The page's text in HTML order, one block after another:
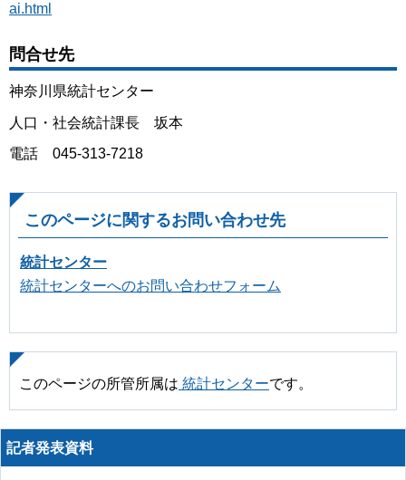
ai.html
問合せ先
神奈川県統計センター
人口・社会統計課長 坂本
電話 045-313-7218
このページに関するお問い合わせ先
統計センター
統計センターへのお問い合わせフォーム
このページの所管所属は 統計センターです。
記者発表資料